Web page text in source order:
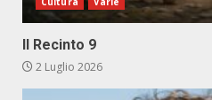
Il Recinto 9
2 Luglio 2026